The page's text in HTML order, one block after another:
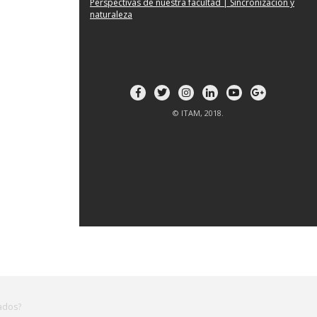
Perspectivas de nuestra facultad | Sincronización y
naturaleza
© ITAM, 2018.